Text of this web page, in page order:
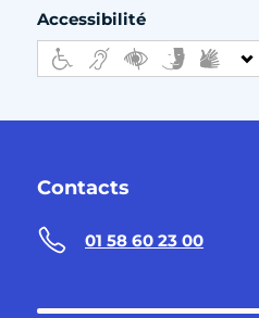
Accessibilité
Contacts
01 58 60 23 00